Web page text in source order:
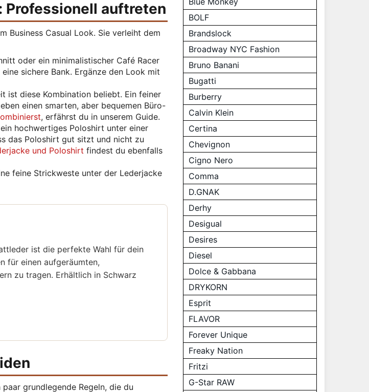
Professionell auftreten
Business Casual Look. Sie verleiht dem
oder ein minimalistischer Café Racer
sichere Bank. Ergänze den Look mit
ist diese Kombination beliebt. Ein feiner
einen smarten, aber bequemen Büro-
, erfährst du in unserem Guide.
hochwertiges Poloshirt unter einer
das Poloshirt gut sitzt und nicht zu
und Poloshirt findest du ebenfalls
feine Strickweste unter der Lederjacke
ist die perfekte Wahl für dein
für einen aufgeräumten,
zu tragen. Erhältlich in Schwarz
grundlegende Regeln, die du
BOLF
Brandslock
Broadway NYC Fashion
Bruno Banani
Bugatti
Burberry
Calvin Klein
Certina
Chevignon
Cigno Nero
Comma
D.GNAK
Derhy
Desigual
Desires
Diesel
Dolce & Gabbana
DRYKORN
Esprit
FLAVOR
Forever Unique
Freaky Nation
Fritzi
G-Star RAW